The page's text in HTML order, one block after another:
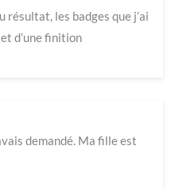
résultat, les badges que j’ai
d’une finition
demandé. Ma fille est